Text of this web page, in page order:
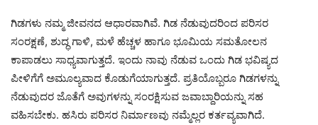
ಗಿಡಗಳು ನಮ್ಮ ಜೀವನದ ಆಧಾರವಾಗಿವೆ. ಗಿಡ ನೆಡುವುದರಿಂದ ಪರಿಸರ
ಸಂರಕ್ಷಣೆ, ಶುದ್ಧ ಗಾಳಿ, ಮಳೆ ಹೆಚ್ಚಳ ಹಾಗೂ ಭೂಮಿಯ ಸಮತೋಲನ
ಕಾಪಾಡಲು ಸಾಧ್ಯವಾಗುತ್ತದೆ. ಇಂದು ನಾವು ನೆಡುವ ಒಂದು ಗಿಡ ಭವಿಷ್ಯದ
ಪೀಳಿಗೆಗೆ ಅಮೂಲ್ಯವಾದ ಕೊಡುಗೆಯಾಗುತ್ತದೆ. ಪ್ರತಿಯೊಬ್ಬರೂ ಗಿಡಗಳನ್ನು
ನೆಡುವುದರ ಜೊತೆಗೆ ಅವುಗಳನ್ನು ಸಂರಕ್ಷಿಸುವ ಜವಾಬ್ದಾರಿಯನ್ನು ಸಹ
ವಹಿಸಬೇಕು. ಹಸಿರು ಪರಿಸರ ನಿರ್ಮಾಣವು ನಮ್ಮೆಲ್ಲರ ಕರ್ತವ್ಯವಾಗಿದೆ.